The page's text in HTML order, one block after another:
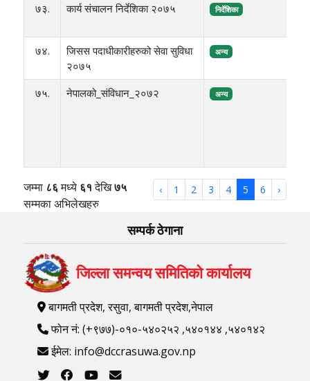
७३.
कार्य संचालन निर्देशिका २०७५ निर्देशिका
७४.
जिसस पदाधीकारीहरुको सेवा सुविधा
२०७५
अन्य
७५.
नेपालको_संविधान_२०७२ अन्य
जम्मा ८६मध्ये ६१देखि७५
सम्मका अभिलेखहरु
‹ 1 2 3 4 5 6 ›
सम्पर्क ठेगाना
जिल्ला समन्वय समितिको कार्यालय
बागमती प्रदेश, रसुवा, बागमती प्रदेश,नेपाल
फोन नं: (+९७७)-०१०-५४०२५२ ,५४०१४४ ,५४०१४२
ईमेल: info@dccrasuwa.gov.np